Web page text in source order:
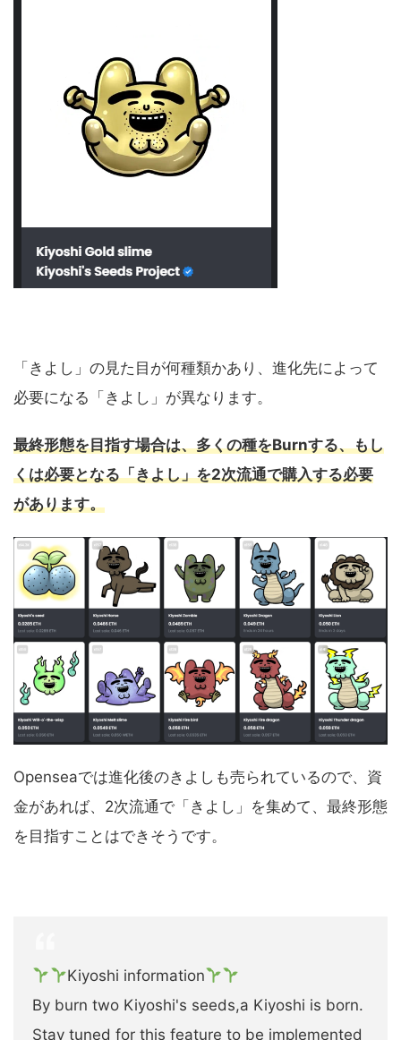
「きよし」の見た目が何種類かあり、進化先によって
必要になる「きよし」が異なります。
最終形態を目指す場合は、多くの種をBurnする、もし
くは必要となる「きよし」を2次流通で購入する必要
があります。
Openseaでは進化後のきよしも売られているので、資
金があれば、2次流通で「きよし」を集めて、最終形態
を目指すことはできそうです。
Kiyoshi information
By burn two Kiyoshi's seeds,a Kiyoshi is born.
Stay tuned for this feature to be implemented